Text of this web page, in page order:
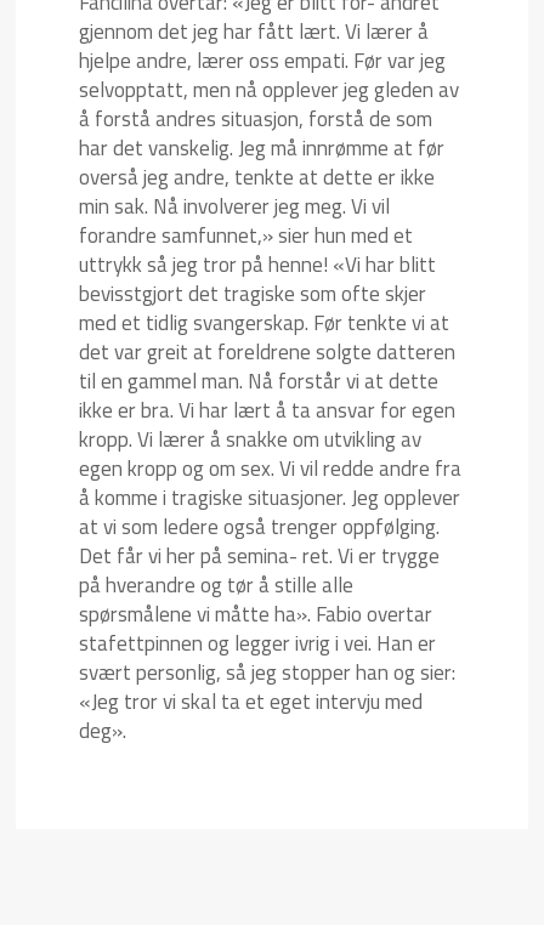
gjennom det jeg har fått lært. Vi lærer å
hjelpe andre, lærer oss empati. Før var jeg
selvopptatt, men nå opplever jeg gleden av
å forstå andres situasjon, forstå de som
har det vanskelig. Jeg må innrømme at før
overså jeg andre, tenkte at dette er ikke
min sak. Nå involverer jeg meg. Vi vil
forandre samfunnet,» sier hun med et
uttrykk så jeg tror på henne! «Vi har blitt
bevisstgjort det tragiske som ofte skjer
med et tidlig svangerskap. Før tenkte vi at
det var greit at foreldrene solgte datteren
til en gammel man. Nå forstår vi at dette
ikke er bra. Vi har lært å ta ansvar for egen
kropp. Vi lærer å snakke om utvikling av
egen kropp og om sex. Vi vil redde andre fra
å komme i tragiske situasjoner. Jeg opplever
at vi som ledere også trenger oppfølging.
Det får vi her på semina- ret. Vi er trygge
på hverandre og tør å stille alle
spørsmålene vi måtte ha». Fabio overtar
stafettpinnen og legger ivrig i vei. Han er
svært personlig, så jeg stopper han og sier:
«Jeg tror vi skal ta et eget intervju med
deg».